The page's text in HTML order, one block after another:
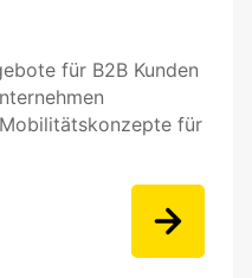
für B2B Kunden
für